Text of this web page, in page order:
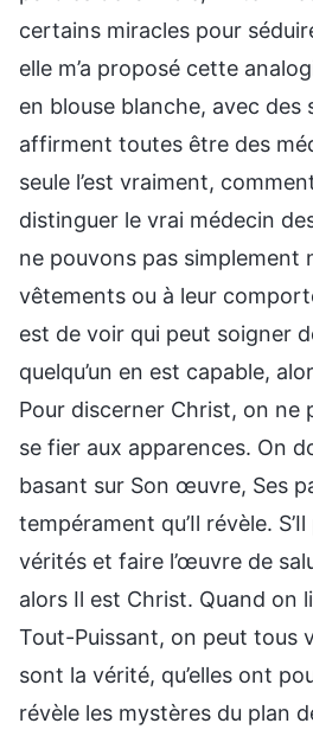
certains miracles pour
elle m’a proposé cette
en blouse blanche, avec des
affirment toutes être des
seule l’est vraiment,
distinguer le vrai médecin
ne pouvons pas simplement
vêtements ou à leur
est de voir qui peut soigner
quelqu’un en est capable,
Pour discerner Christ, on ne
se fier aux apparences. On
basant sur Son œuvre, Ses
tempérament qu’Il révèle.
vérités et faire l’œuvre de
alors Il est Christ. Quand on
Tout-Puissant, on peut tous
sont la vérité, qu’elles ont
révèle les mystères du plan